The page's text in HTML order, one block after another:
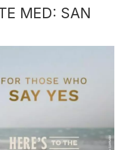
MED: SAN